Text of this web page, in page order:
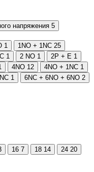
напряжения 5
1 1NO + 1NC 25
1 2 NO 1 2P + E 1
4NO 12 4NO + 1NC 1
1 6NC + 6NO + 6NO 2
16 7 18 14 24 20